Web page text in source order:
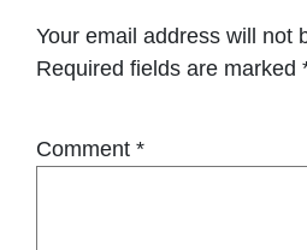
Your email address will not
Required fields are marked
Comment *